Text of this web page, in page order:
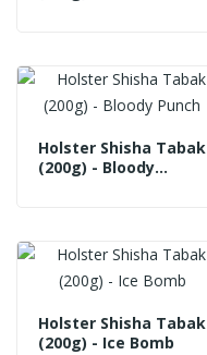
Holster Shisha Tabak
(200g) - Bloody
Holster Shisha Tabak
(200g) - Ice Bomb